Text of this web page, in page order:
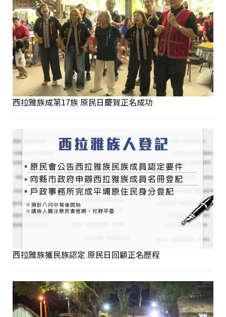
西拉雅族成第17族 原民日慶賀正名成功
西拉雅族獲民族認定 原民日回顧正名歷程